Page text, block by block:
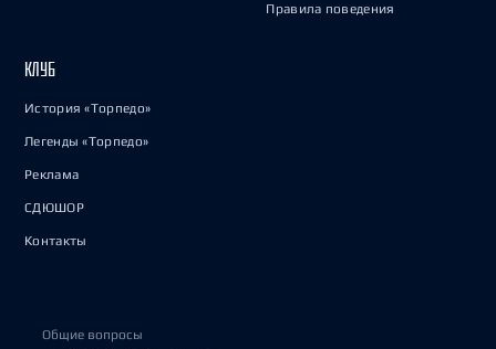
Правила поведения
КЛУБ
История «Торпедо»
Легенды «Торпедо»
Реклама
СДЮШОР
Контакты
Общие вопросы